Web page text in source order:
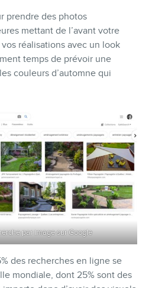
prendre des photos
mettant de l’avant votre
réalisations avec un look
temps de prévoir une
couleurs d’automne qui
par image sur Google
des recherches en ligne se
mondiale, dont 25% sont des